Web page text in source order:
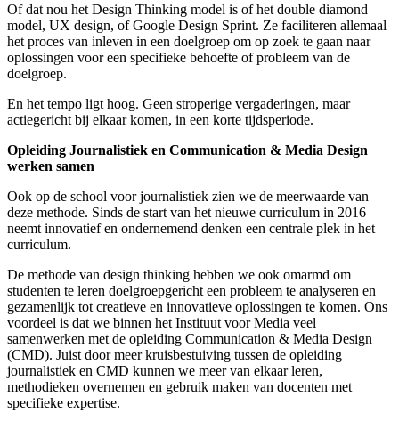
Of dat nou het Design Thinking model is of het double diamond
model, UX design, of Google Design Sprint. Ze faciliteren allemaal
het proces van inleven in een doelgroep om op zoek te gaan naar
oplossingen voor een specifieke behoefte of probleem van de
doelgroep.
En het tempo ligt hoog. Geen stroperige vergaderingen, maar
actiegericht bij elkaar komen, in een korte tijdsperiode.
Opleiding Journalistiek en Communication & Media Design
werken samen
Ook op de school voor journalistiek zien we de meerwaarde van
deze methode. Sinds de start van het nieuwe curriculum in 2016
neemt innovatief en ondernemend denken een centrale plek in het
curriculum.
De methode van design thinking hebben we ook omarmd om
studenten te leren doelgroepgericht een probleem te analyseren en
gezamenlijk tot creatieve en innovatieve oplossingen te komen. Ons
voordeel is dat we binnen het Instituut voor Media veel
samenwerken met de opleiding Communication & Media Design
(CMD). Juist door meer kruisbestuiving tussen de opleiding
journalistiek en CMD kunnen we meer van elkaar leren,
methodieken overnemen en gebruik maken van docenten met
specifieke expertise.